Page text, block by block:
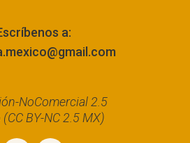
a:
NoComercial 2.5
BY-NC 2.5 MX)